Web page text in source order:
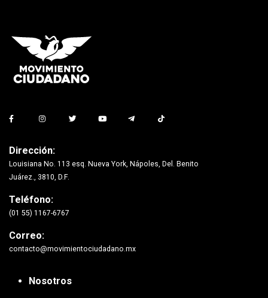
Dirección:
Louisiana No. 113 esq. Nueva York, Nápoles, Del. Benito
Juárez., 3810, D.F.
Teléfono:
(01 55) 1167-6767
Correo:
contacto@movimientociudadano.mx
Nosotros